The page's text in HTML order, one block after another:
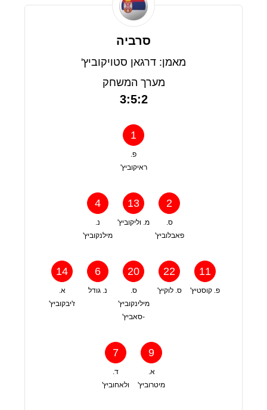
סרביה
מאמן: דרגאן סטויקוביץ'
מערך המשחק
3:5:2
1
פ.
ראיקוביץ'
4
נ.
מילנקוביץ'
13
מ. וליקוביץ'
2
ס.
פאבלוביץ'
14
א.
ז'יבקוביץ'
6
נ. גודל
20
ס.
מילינקוביץ'
-סאביץ'
22
ס. לוקיץ'
11
פ. קוסטיץ'
7
ד.
ולאחוביץ'
9
א.
מיטרוביץ'